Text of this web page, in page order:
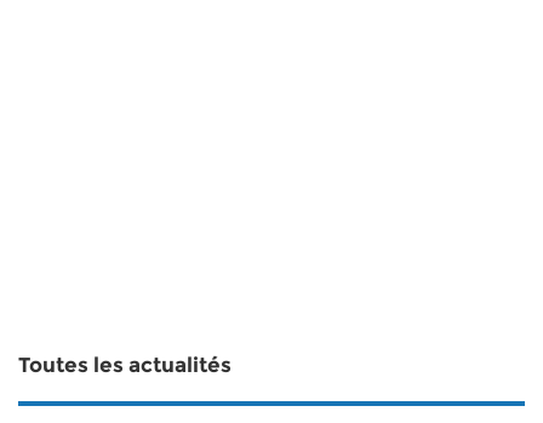
Toutes les actualités